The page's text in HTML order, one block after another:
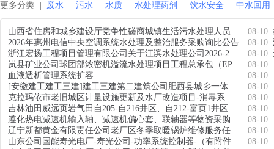
更多分类 废水 污水 水质 水处理药剂 饮水安全 中水回用
山西省住房和城乡建设厅竞争性磋商城镇生活污水处理人员培训的采购公告
08-10
2026年惠州电信中央空调系统水处理及整治服务采购询比公告
08-10
浙江宏扬工程项目管理有限公司关于江滨水处理公司2026-2027年度次氯酸钠采购项目的公开招标公告
08-10
岚县矿业公司球团部浓密机溢流水处理项目工程总承包（EPC）[招标公告]
08-10
血液透析管理系统扩容
08-10
[安徽建工建工三建]建工三建第二建筑公司肥西县城乡一体化发展花岗、柿树岗乡等片区项目一标段柿树岗山南紫蓬项目EPC雨水回收利用系统专业分包标段1采购公告
08-10
克拉玛依市老旧城区计量设施更新及水厂改造项目-消毒系统及水厂工艺维修改造（二次）
08-10
吉林油田威远页岩气田自205-自216井区、自212-富页1井区五峰-龙马溪组页岩气产能建设项目气田采出水处理集成设备公开招标-临时-变更20260728
08-10
遵化热电减速机输入轴、减速机偏心套、联轴器等物资采购【JH2026080014】
08-10
辽宁新都黄金有限责任公司老厂区冬季取暖锅炉维修服务任务(第1次变更)
08-10
山东公司国能寿光电厂-寿光公司-功率系统控制器-（有附件）询价采购
08-10